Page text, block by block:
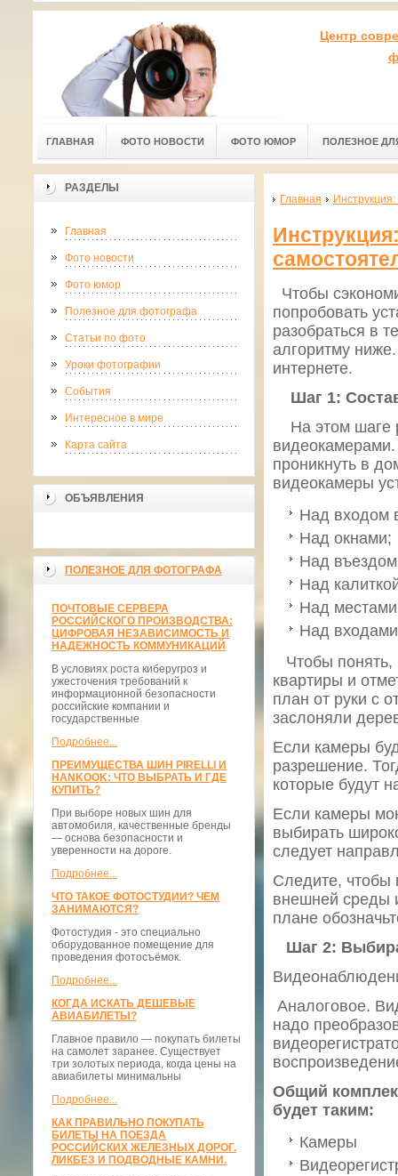
Центр
ГЛАВНАЯ ФОТО НОВОСТИ ФОТО ЮМОР ПОЛЕЗНОЕ
РАЗДЕЛЫ
Главная
Фото новости
Фото юмор
Полезное для фотографа
Статьи по фото
Уроки фотографии
События
Интересное в мире
Карта сайта
ОБЪЯВЛЕНИЯ
ПОЛЕЗНОЕ ДЛЯ ФОТОГРАФА
ПОЧТОВЫЕ СЕРВЕРА
РОССИЙСКОГО ПРОИЗВОДСТВА:
ЦИФРОВАЯ НЕЗАВИСИМОСТЬ И
НАДЕЖНОСТЬ КОММУНИКАЦИЙ
В условиях роста киберугроз и
ужесточения требований к
информационной безопасности
российские компании и
государственные
Подробнее...
ПРЕИМУЩЕСТВА ШИН PIRELLI И
HANKOOK: ЧТО ВЫБРАТЬ И ГДЕ
КУПИТЬ?
При выборе новых шин для
автомобиля, качественные бренды
— основа безопасности и
уверенности на дороге.
Подробнее...
ЧТО ТАКОЕ ФОТОСТУДИИ? ЧЕМ
ЗАНИМАЮТСЯ?
Фотостудия - это специально
оборудованное помещение для
проведения фотосъёмок.
Подробнее...
КОГДА ИСКАТЬ ДЕШЕВЫЕ
АВИАБИЛЕТЫ?
Главное правило — покупать билеты
на самолет заранее. Существует
три золотых периода, когда цены на
авиабилеты минимальны
Подробнее...
КАК ПРАВИЛЬНО ПОКУПАТЬ
БИЛЕТЫ НА ПОЕЗДА
РОССИЙСКИХ ЖЕЛЕЗНЫХ ДОРОГ.
ЛИКБЕЗ И ПОДВОДНЫЕ КАМНИ.
Главная
Чтобы
попробовать
разобраться в
алгоритму
интернете.
Шаг 1:
На этом шаге
проникнуть в
видеокамеры
Над входом
Над окнами;
Над
Над
Над
Над входами
Чтобы понять,
квартиры и
план от руки с
заслоняли
Если камеры
разрешение.
которые будут
Если камеры
выбирать
следует
Следите, чтобы
внешней среды
плане
Шаг 2:
Аналоговое.
надо
Общий
будет таким:
Камеры